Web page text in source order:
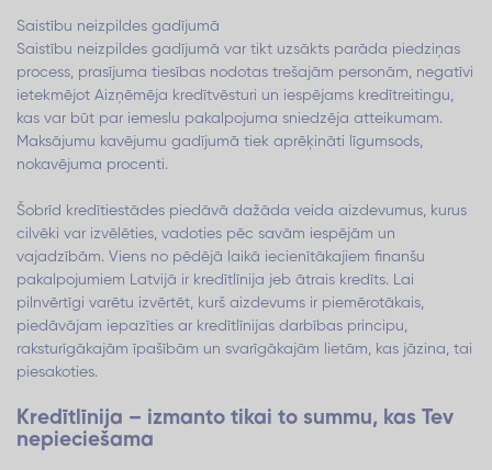
Saistību neizpildes gadījumā
Saistību neizpildes gadījumā var tikt uzsākts parāda piedziņas
process, prasījuma tiesības nodotas trešajām personām, negatīvi
ietekmējot Aizņēmēja kredītvēsturi un iespējams kredītreitingu,
kas var būt par iemeslu pakalpojuma sniedzēja atteikumam.
Maksājumu kavējumu gadījumā tiek aprēķināti līgumsods,
nokavējuma procenti.
Šobrīd kredītiestādes piedāvā dažāda veida aizdevumus, kurus
cilvēki var izvēlēties, vadoties pēc savām iespējām un
vajadzībām. Viens no pēdējā laikā iecienītākajiem finanšu
pakalpojumiem Latvijā ir kredītlīnija jeb ātrais kredīts. Lai
pilnvērtīgi varētu izvērtēt, kurš aizdevums ir piemērotākais,
piedāvājam iepazīties ar kredītlīnijas darbības principu,
raksturīgākajām īpašībām un svarīgākajām lietām, kas jāzina, tai
piesakoties.
Kredītlīnija – izmanto tikai to summu, kas Tev
nepieciešama